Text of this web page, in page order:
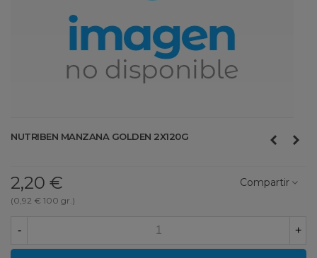
NUTRIBEN MANZANA GOLDEN 2X120G
2,20 €
(0,92 € 100 gr.)
Compartir
- +